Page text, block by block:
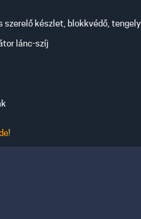
szerelő készlet, blokkvédő,
lánc-szíj